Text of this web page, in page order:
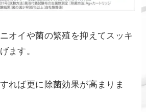
オイや菌の繁殖を抑えてスッキ
ます。
れば更に除菌効果が高まりま